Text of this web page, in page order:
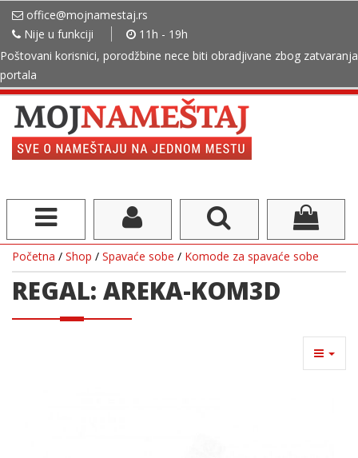
office@mojnamestaj.rs
Nije u funkciji
11h - 19h
Poštovani korisnici, porodžbine nece biti obradjivane zbog zatvaranja
portala
Početna / Shop / Spavaće sobe / Komode za spavaće sobe
REGAL: AREKA-KOM3D